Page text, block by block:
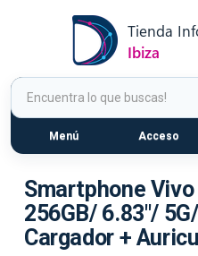
Menú Acceso
Smartphone Vivo
256GB/ 6.83"/
Cargador +